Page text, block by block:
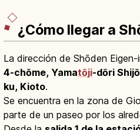
¿Cómo llegar a
La dirección de Shōden Eigen-
4-chōme, Yamatōji-dōri
ku, Kioto.
Se encuentra en la zona de
parte de un paseo por los